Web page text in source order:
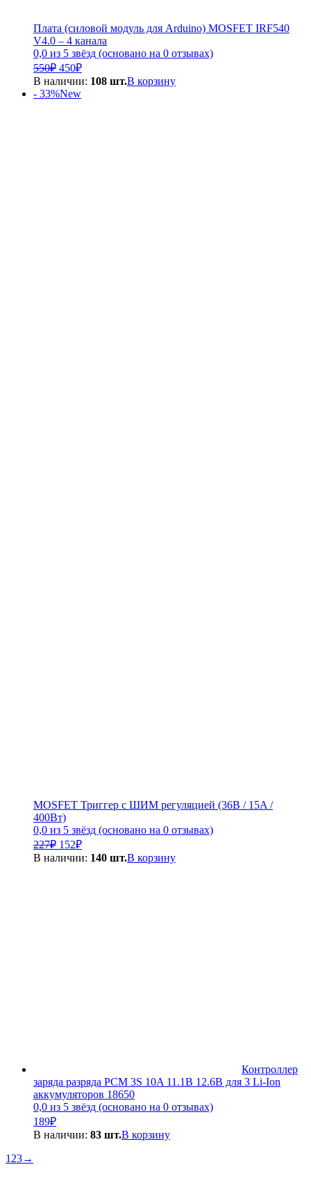
Плата (силовой модуль для Arduino) MOSFET IRF540
V4.0 – 4 канала
0,0 из 5 звёзд (основано на 0 отзывах)
550₽ Первоначальная
цена
составляла
450₽Текущая
цена:
В наличии: 108 шт.В корзину
- 33%New
MOSFET Триггер с ШИМ регуляцией (36B / 15A /
400Вт)
0,0 из 5 звёзд (основано на 0 отзывах)
227₽ Первоначальная
цена
152₽Текущая
цена:
В наличии: 140 шт.В корзину
Контроллер
заряда разряда PCM 3S 10A 11.1В 12.6В для 3 Li-Ion
аккумуляторов 18650
0,0 из 5 звёзд (основано на 0 отзывах)
189₽
В наличии: 83 шт.В корзину
1 23→